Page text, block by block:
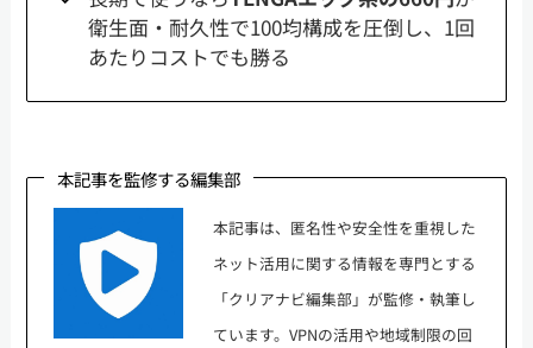
衛生面・耐久性で100均構成を圧倒し、1回
あたりコストでも勝る
本記事を監修する編集部
本記事は、匿名性や安全性を重視した
ネット活用に関する情報を専門とする
「クリアナビ編集部」が監修・執筆し
ています。VPNの活用や地域制限の回